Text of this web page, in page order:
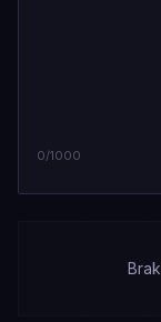
0/1000